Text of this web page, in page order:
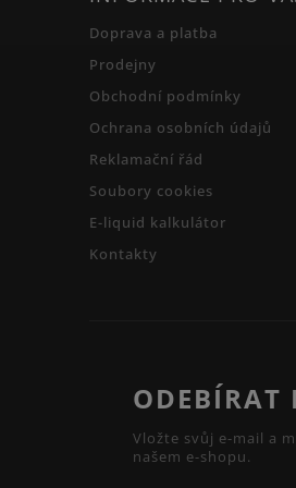
Doprava a platba
Prodejny
Obchodní podmínky
Ochrana osobních údajů
Reklamační řád
Soubory cookies
E-liquid kalkulátor
Kontakty
ODEBÍRAT
Vložte svůj e-mail a
našem e-shopu.